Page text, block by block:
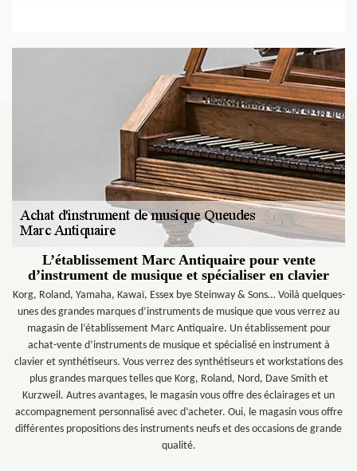
L’établissement Marc Antiquaire pour vente
d’instrument de musique et spécialiser en clavier
Korg, Roland, Yamaha, Kawaï, Essex bye Steinway & Sons… Voilà quelques-
unes des grandes marques d’instruments de musique que vous verrez au
magasin de l’établissement Marc Antiquaire. Un établissement pour
achat-vente d’instruments de musique et spécialisé en instrument à
clavier et synthétiseurs. Vous verrez des synthétiseurs et workstations des
plus grandes marques telles que Korg, Roland, Nord, Dave Smith et
Kurzweil. Autres avantages, le magasin vous offre des éclairages et un
accompagnement personnalisé avec d’acheter. Oui, le magasin vous offre
différentes propositions des instruments neufs et des occasions de grande
qualité.